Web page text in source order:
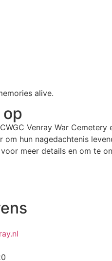
alive.
Venray War
om hun nagedachtenis
meer details en om te